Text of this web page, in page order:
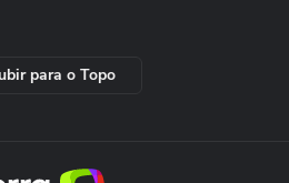
para o Topo